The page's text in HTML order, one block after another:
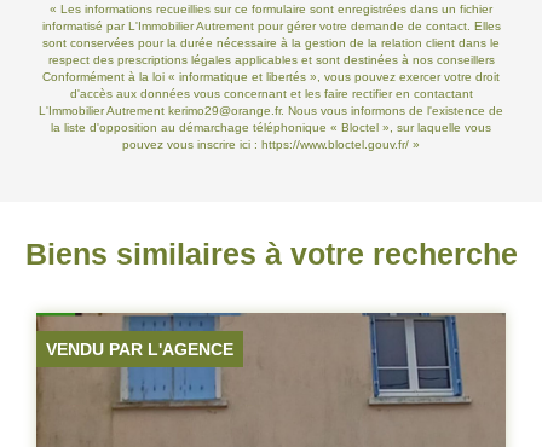
« Les informations recueillies sur ce formulaire sont enregistrées dans un fichier
informatisé par L'Immobilier Autrement pour gérer votre demande de contact. Elles
sont conservées pour la durée nécessaire à la gestion de la relation client dans le
respect des prescriptions légales applicables et sont destinées à nos conseillers
Conformément à la loi « informatique et libertés », vous pouvez exercer votre droit
d'accès aux données vous concernant et les faire rectifier en contactant
L'Immobilier Autrement kerimo29@orange.fr. Nous vous informons de l'existence de
la liste d'opposition au démarchage téléphonique « Bloctel », sur laquelle vous
pouvez vous inscrire ici : https://www.bloctel.gouv.fr/ »
Biens similaires à votre recherche
COMPROMIS SIGNÉ